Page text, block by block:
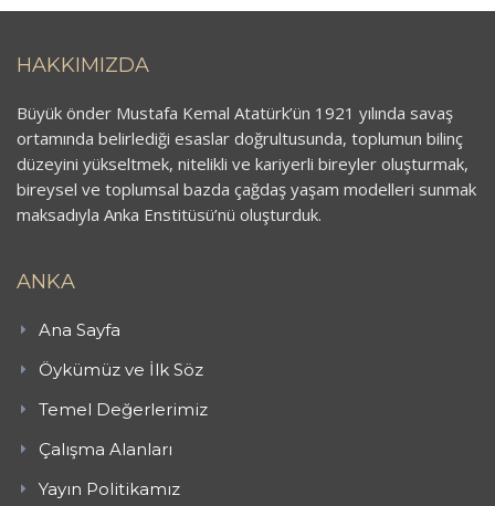
HAKKIMIZDA
Büyük önder Mustafa Kemal Atatürk’ün 1921 yılında savaş
ortamında belirlediği esaslar doğrultusunda, toplumun bilinç
düzeyini yükseltmek, nitelikli ve kariyerli bireyler oluşturmak,
bireysel ve toplumsal bazda çağdaş yaşam modelleri sunmak
maksadıyla Anka Enstitüsü’nü oluşturduk.
ANKA
Ana Sayfa
Öykümüz ve İlk Söz
Temel Değerlerimiz
Çalışma Alanları
Yayın Politikamız